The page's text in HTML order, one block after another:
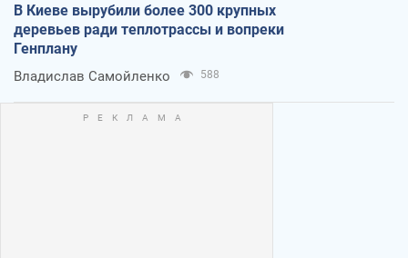
В Киеве вырубили более 300 крупных
деревьев ради теплотрассы и вопреки
Генплану
Владислав Самойленко 588